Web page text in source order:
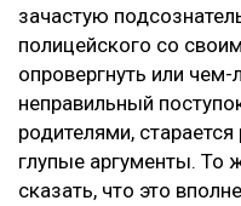
зачастую
полицейского со
опровергнуть или
неправильный
родителями,
глупые аргументы. То
сказать, что это